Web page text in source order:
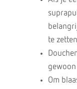
te
Om